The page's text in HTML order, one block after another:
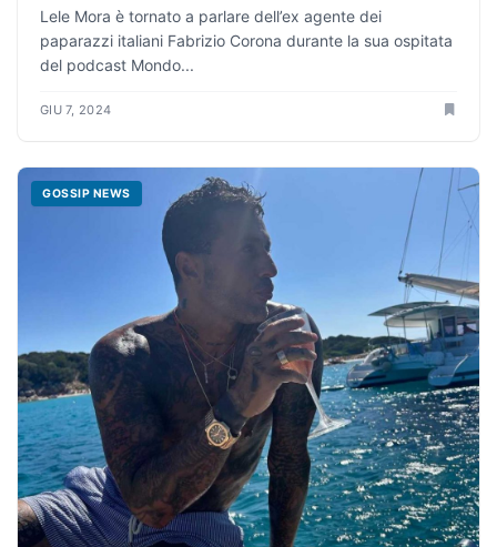
Lele Mora è tornato a parlare dell’ex agente dei
paparazzi italiani Fabrizio Corona durante la sua ospitata
del podcast Mondo...
GIU 7, 2024
GOSSIP NEWS